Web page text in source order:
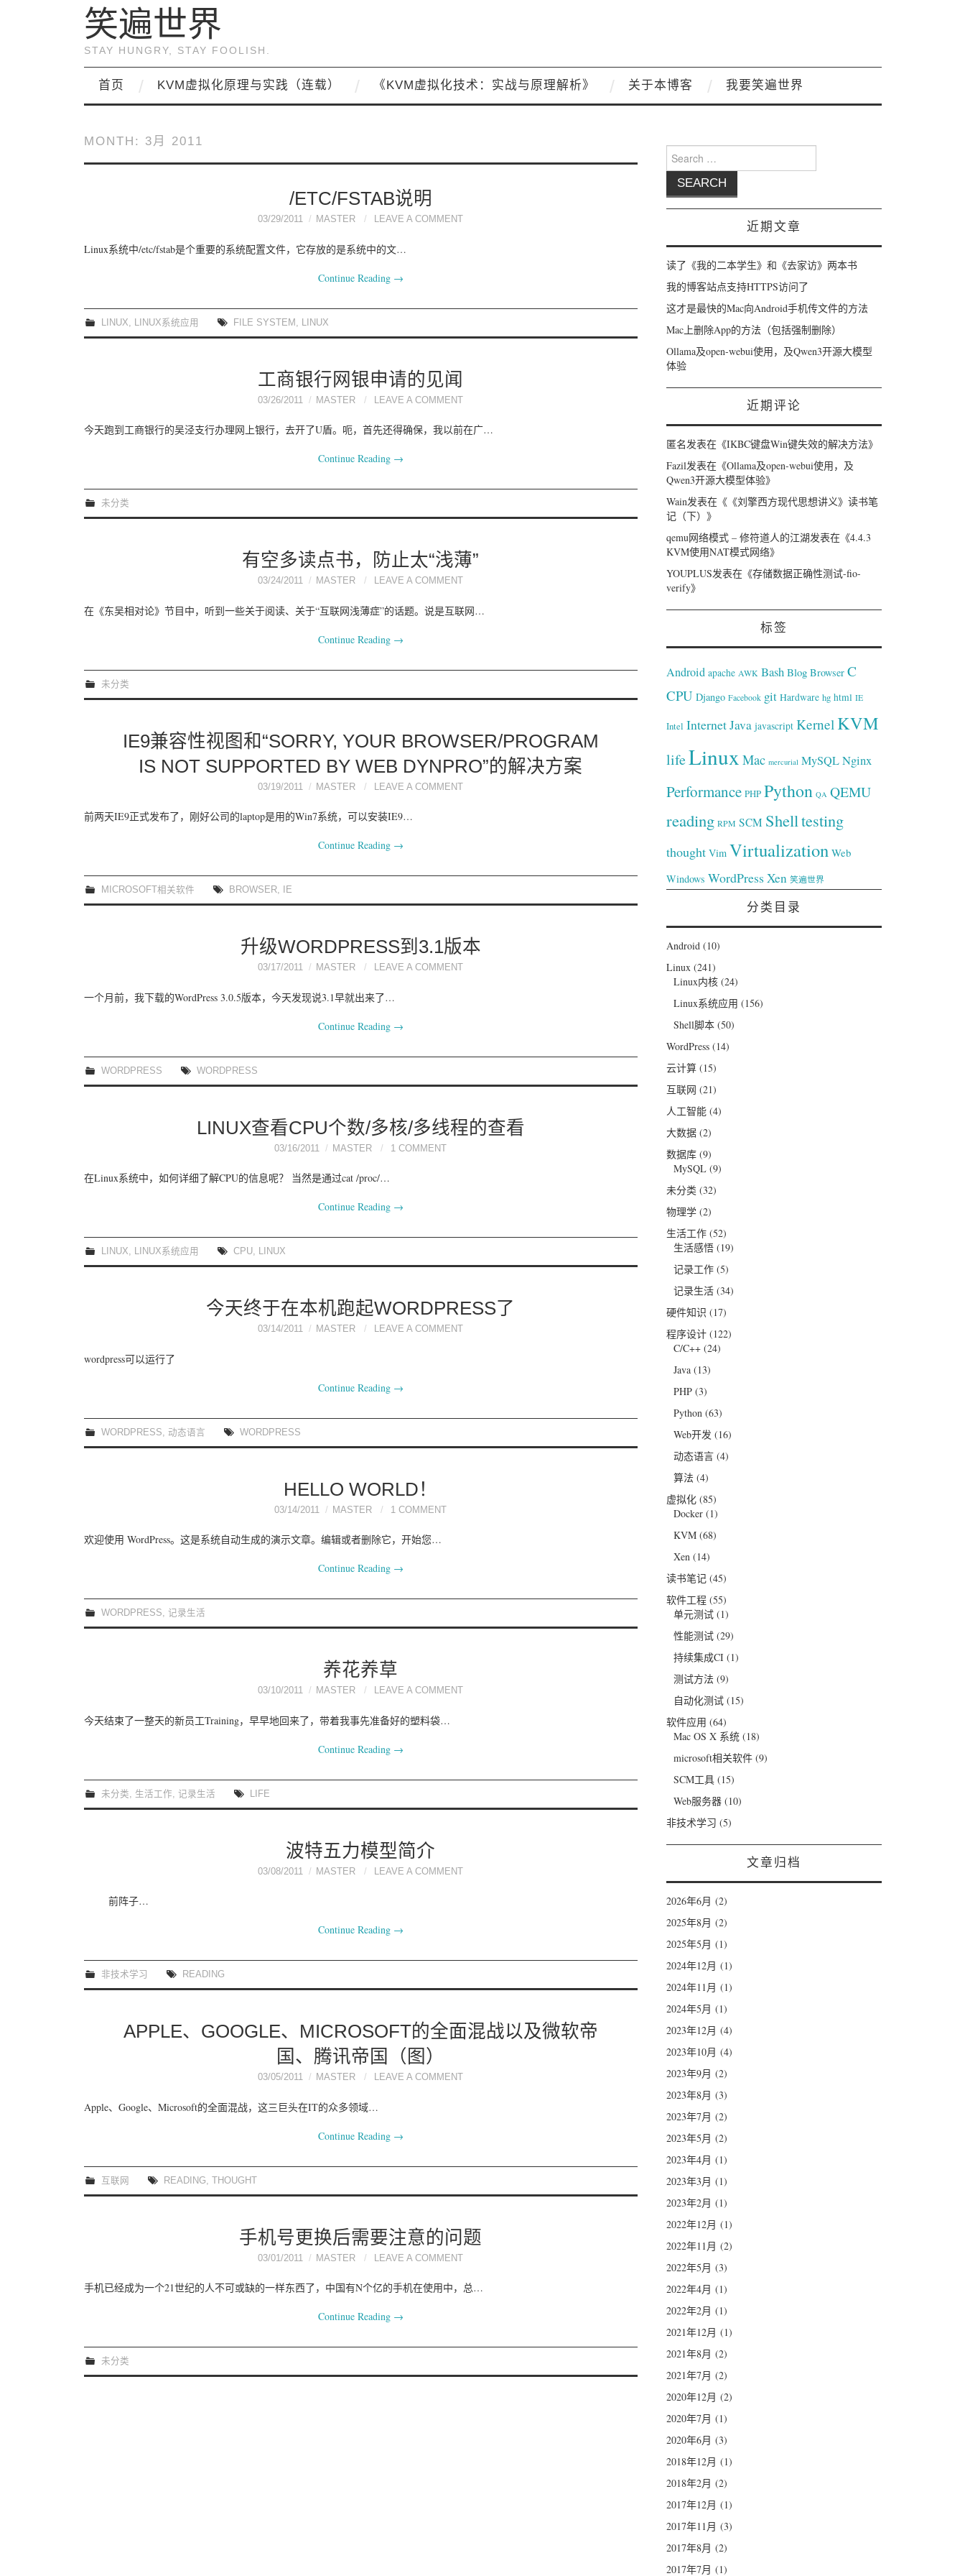
笑遍世界
STAY HUNGRY, STAY FOOLISH.
首页 KVM虚拟化原理与实践（连载） 《KVM虚拟化技术：实战与原理解析》 关于本博客 我要笑遍世界
MONTH: 3月 2011
/ETC/FSTAB说明
03/29/2011 MASTER LEAVE A COMMENT
Linux系统中/etc/fstab是个重要的系统配置文件，它存放的是系统中的文…
Continue Reading →
LINUX LINUX系统应用 FILE SYSTEM LINUX
工商银行网银申请的见闻
03/26/2011 MASTER LEAVE A COMMENT
今天跑到工商银行的吴泾支行办理网上银行，去开了U盾。呃，首先还得确保，我以前在广…
Continue Reading →
未分类
有空多读点书，防止太“浅薄”
03/24/2011 MASTER LEAVE A COMMENT
在《东吴相对论》节目中，听到一些关于阅读、关于“互联网浅薄症”的话题。说是互联网…
Continue Reading →
未分类
IE9兼容性视图和“SORRY, YOUR BROWSER/PROGRAM
IS NOT SUPPORTED BY WEB DYNPRO”的解决方案
03/19/2011 MASTER LEAVE A COMMENT
前两天IE9正式发布了，刚好公司的laptop是用的Win7系统，可以安装IE9…
Continue Reading →
MICROSOFT相关软件 BROWSER, IE
升级WORDPRESS到3.1版本
03/17/2011 MASTER LEAVE A COMMENT
一个月前，我下载的WordPress 3.0.5版本，今天发现说3.1早就出来了…
Continue Reading →
WORDPRESS WORDPRESS
LINUX查看CPU个数/多核/多线程的查看
03/16/2011 MASTER 1 COMMENT
在Linux系统中，如何详细了解CPU的信息呢？ 当然是通过cat /proc/…
Continue Reading →
LINUX, LINUX系统应用 CPU, LINUX
今天终于在本机跑起WORDPRESS了
03/14/2011 MASTER LEAVE A COMMENT
wordpress可以运行了
Continue Reading →
WORDPRESS 动态语言 WORDPRESS
HELLO WORLD！
03/14/2011 MASTER 1 COMMENT
欢迎使用 WordPress。这是系统自动生成的演示文章。编辑或者删除它，开始您…
Continue Reading →
WORDPRESS, 记录生活
养花养草
03/10/2011 MASTER LEAVE A COMMENT
今天结束了一整天的新员工Training，早早地回来了，带着我事先准备好的塑料袋…
Continue Reading →
未分类 生活工作 记录生活 LIFE
波特五力模型简介
03/08/2011 MASTER LEAVE A COMMENT
前阵子…
Continue Reading →
非技术学习 READING
APPLE、GOOGLE、MICROSOFT的全面混战以及微软帝
国、腾讯帝国（图）
03/05/2011 MASTER LEAVE A COMMENT
Apple、Google、Microsoft的全面混战，这三巨头在IT的众多领域…
Continue Reading →
互联网 READING THOUGHT
手机号更换后需要注意的问题
03/01/2011 MASTER LEAVE A COMMENT
手机已经成为一个21世纪的人不可或缺的一样东西了，中国有N个亿的手机在使用中，总…
Continue Reading →
未分类
Search for:
近期文章
读了《我的二本学生》和《去家访》两本书
我的博客站点支持HTTPS访问了
这才是最快的Mac向Android手机传文件的方法
Mac上删除App的方法（包括强制删除）
Ollama及open-webui使用，及Qwen3开源大模型
体验
近期评论
匿名发表在《IKBC键盘Win键失效的解决方法》
Fazil发表在《Ollama及open-webui使用，及
Qwen3开源大模型体验》
Wain发表在《《刘擎西方现代思想讲义》读书笔
记（下） 》
qemu网络模式 – 修符道人的江湖发表在《4.4.3
KVM使用NAT模式网络》
YOUPLUS发表在《存储数据正确性测试-fio-
verify》
标签
Android apache AWK Bash Blog Browser C
CPU Django Facebook git Hardware hg html IE
Intel InternetJava javascript Kernel KVM
lifeLinux Mac mercurial MySQL Nginx
Performance PHP Python QA QEMU
reading RPM SCM Shelltesting
thought Vim Virtualization Web
Windows WordPress Xen 笑遍世界
分类目录
Android(10)
Linux(241)
Linux内核(24)
Linux系统应用 (156)
Shell脚本(50)
WordPress(14)
云计算(15)
互联网 (21)
人工智能(4)
大数据(2)
数据库(9)
MySQL(9)
未分类 (32)
物理学(2)
生活工作(52)
生活感悟(19)
记录工作(5)
记录生活(34)
硬件知识 (17)
程序设计(122)
C/C++(24)
Java(13)
PHP(3)
Python(63)
Web开发 (16)
动态语言(4)
算法(4)
虚拟化(85)
Docker(1)
KVM(68)
Xen(14)
读书笔记(45)
软件工程(55)
单元测试(1)
性能测试(29)
持续集成CI(1)
测试方法(9)
自动化测试(15)
软件应用 (64)
Mac OS X 系统(18)
microsoft相关软件(9)
SCM工具(15)
Web服务器(10)
非技术学习 (5)
文章归档
2026年6月 (2)
2025年8月 (2)
2025年5月 (1)
2024年12月 (1)
2024年11月 (1)
2024年5月 (1)
2023年12月 (4)
2023年10月 (4)
2023年9月 (2)
2023年8月 (3)
2023年7月 (2)
2023年5月 (2)
2023年4月 (1)
2023年3月 (1)
2023年2月 (1)
2022年12月 (1)
2022年11月 (2)
2022年5月 (3)
2022年4月 (1)
2022年2月 (1)
2021年12月 (1)
2021年8月 (2)
2021年7月 (2)
2020年12月 (2)
2020年7月 (1)
2020年6月 (3)
2018年12月 (1)
2018年2月 (2)
2017年12月 (1)
2017年11月 (3)
2017年8月 (2)
2017年7月 (1)